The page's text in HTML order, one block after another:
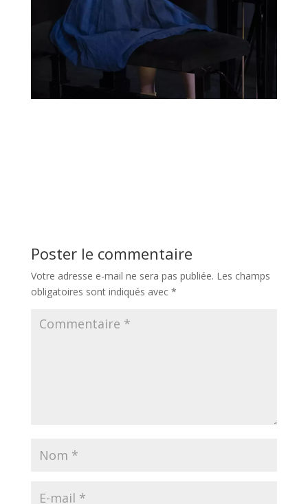
Poster le commentaire
Votre adresse e-mail ne sera pas publiée. Les champs
obligatoires sont indiqués avec *